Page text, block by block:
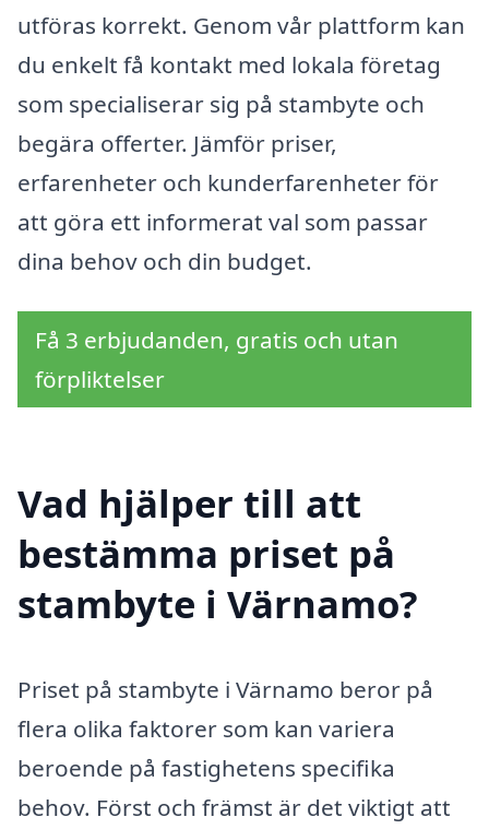
utföras korrekt. Genom vår plattform kan
du enkelt få kontakt med lokala företag
som specialiserar sig på stambyte och
begära offerter. Jämför priser,
erfarenheter och kunderfarenheter för
att göra ett informerat val som passar
dina behov och din budget.
Få 3 erbjudanden, gratis och utan
förpliktelser
Vad hjälper till att
bestämma priset på
stambyte i Värnamo?
Priset på stambyte i Värnamo beror på
flera olika faktorer som kan variera
beroende på fastighetens specifika
behov. Först och främst är det viktigt att